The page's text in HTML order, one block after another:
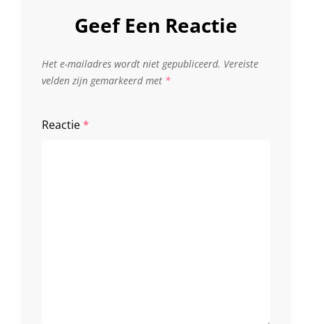
Geef Een Reactie
Het e-mailadres wordt niet gepubliceerd. Vereiste
velden zijn gemarkeerd met *
Reactie*